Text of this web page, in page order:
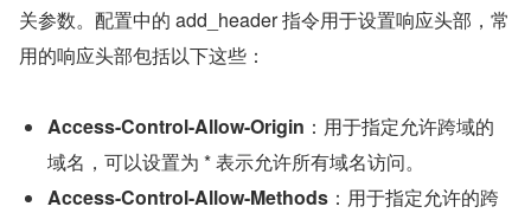
关参数。配置中的 add_header 指令用于设置响应头部，常
用的响应头部包括以下这些：
Access-Control-Allow-Origin ：用于指定允许跨域的
域名，可以设置为 * 表示允许所有域名访问。
Access-Control-Allow-Methods ：用于指定允许的跨